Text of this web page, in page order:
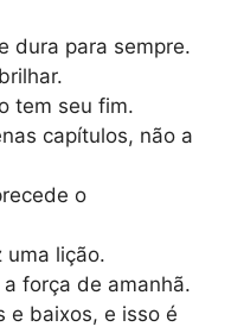
dura para sempre.
tem seu fim.
capítulos, não a
o
lição.
força de amanhã.
e baixos, e isso é